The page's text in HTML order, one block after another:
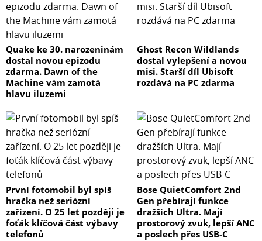
Quake ke 30. narozeninám
dostal novou epizodu
zdarma. Dawn of the
Machine vám zamotá
hlavu iluzemi
Ghost Recon Wildlands
dostal vylepšení a novou
misi. Starší díl Ubisoft
rozdává na PC zdarma
První fotomobil byl spíš
hračka než seriózní
zařízení. O 25 let později je
foťák klíčová část výbavy
telefonů
Bose QuietComfort 2nd
Gen přebírají funkce
dražších Ultra. Mají
prostorový zvuk, lepší ANC
a poslech přes USB-C